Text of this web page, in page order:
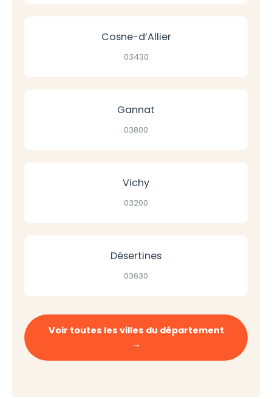
Cosne-d’Allier
03430
Gannat
03800
Vichy
03200
Désertines
03630
Voir toutes les villes du département
→